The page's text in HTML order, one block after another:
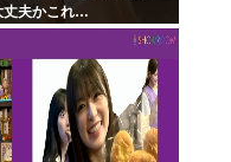
丈夫かこれ…